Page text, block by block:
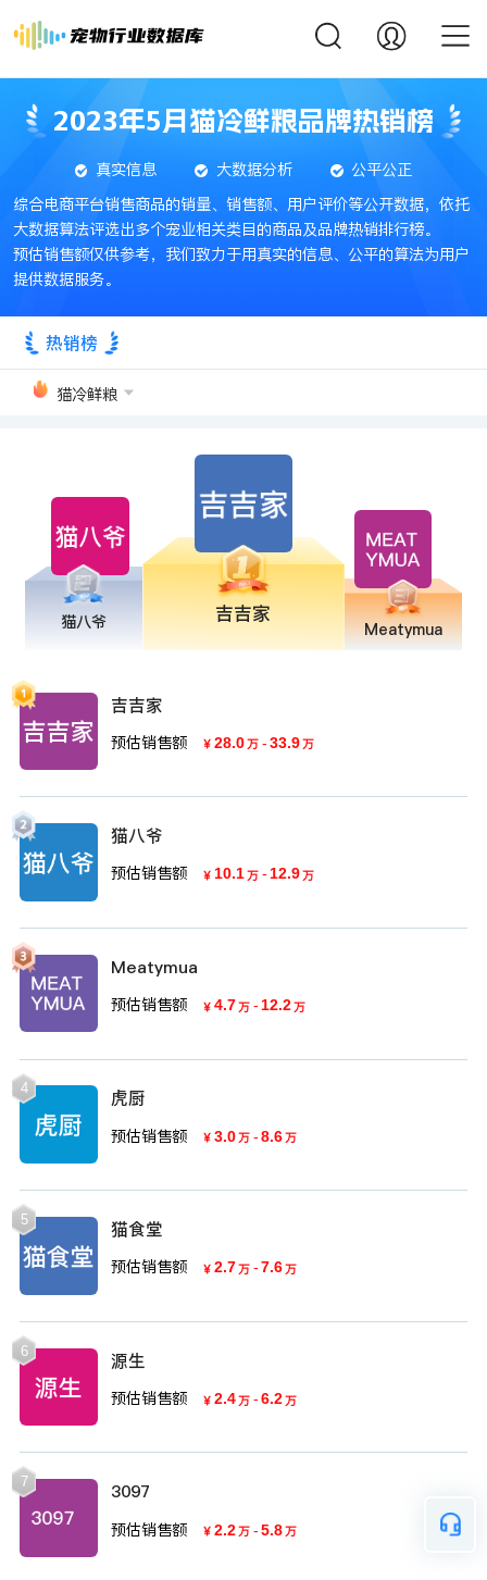
2023年5月猫冷鲜粮品牌热销榜
真实信息 大数据分析
公平公正
综合电商平台销售商品的销量、销售额、用户评价等公开数据，依托
大数据算法评选出多个宠业相关类目的商品及品牌热销排行榜。
预估销售额仅供参考，我们致力于用真实的信息、公平的算法为用户
提供数据服务。
热销榜
猫冷鲜粮
猫八爷 吉吉家
Meatymua
吉吉家
预估销售额 ￥ 28.0万 - 33.9万
猫八爷
预估销售额 ￥ 10.1万 - 12.9万
Meatymua
预估销售额 ￥ 4.7万 - 12.2万
4 虎厨
预估销售额 ￥ 3.0万 - 8.6万
5 猫食堂
预估销售额 ￥ 2.7万 - 7.6万
6 源生
预估销售额 ￥ 2.4万 - 6.2万
7 3097
预估销售额 ￥ 2.2万 - 5.8万